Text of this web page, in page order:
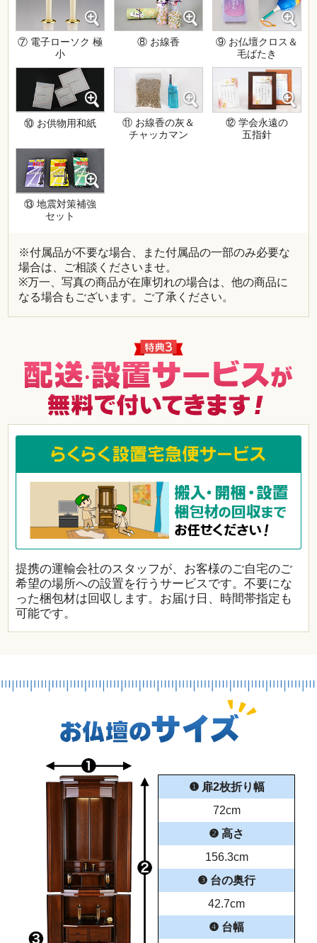
⑦ 電子ローソク 極
小
⑧ お線香
⑨ お仏壇クロス＆
毛ばたき
⑩ お供物用和紙
⑪ お線香の灰＆
チャッカマン
⑫ 学会永遠の
五指針
⑬ 地震対策補強
セット
※付属品が不要な場合、また付属品の一部のみ必要な
場合は、ご相談くださいませ。
※万一、写真の商品が在庫切れの場合は、他の商品に
なる場合もございます。ご了承ください。
提携の運輸会社のスタッフが、お客様のご自宅のご
希望の場所への設置を行うサービスです。不要にな
った梱包材は回収します。お届け日、時間帯指定も
可能です。
❶ 扉2枚折り幅
72cm
❷ 高さ
156.3cm
❸ 台の奥行
42.7cm
❹ 台幅